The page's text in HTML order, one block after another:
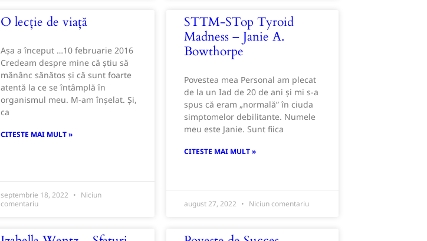
O lecție de viață
Așa a început …10 februarie 2016
Credeam despre mine că știu să
mănânc sănătos și că sunt foarte
atentă la ce se întâmplă în
organismul meu. M-am înșelat. Și,
ca
CITESTE MAI MULT »
septembrie 18, 2022
Niciun
comentariu
STTM-STop Tyroid
Madness – Janie A.
Bowthorpe
Povestea mea Personal am plecat
de la un Iad de 20 de ani și mi s-a
spus că eram „normală” în ciuda
simptomelor debilitante. Numele
meu este Janie. Sunt fiica
CITESTE MAI MULT »
august 27, 2022 Niciun comentariu